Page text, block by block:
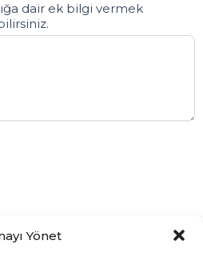
Yönet
dair ek bilgi vermek